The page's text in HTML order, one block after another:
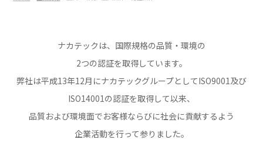
ナカテックは、国際規格の品質・環境の
2つの認証を取得しています。
弊社は平成13年12月にナカテックグループとしてISO9001及び
ISO14001の認証を取得して以来、
品質および環境面でお客様ならびに社会に貢献するよう
企業活動を行って参りました。